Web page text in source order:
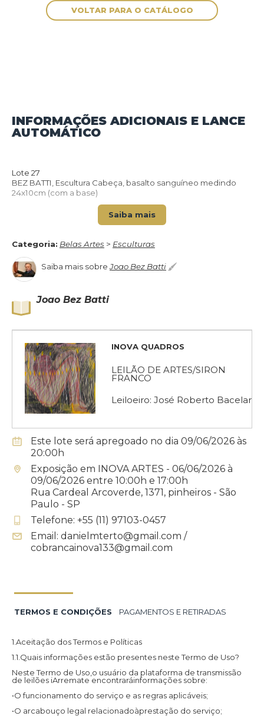
INFORMAÇÕES ADICIONAIS E LANCE
AUTOMÁTICO
Lote 27
BEZ BATTI, Escultura Cabeça, basalto sanguíneo medindo
24x10cm (com a base)
Saiba mais
Categoria: Belas Artes > Esculturas
Saiba mais sobreJoao Bez Batti
Joao Bez Batti
INOVA QUADROS
LEILÃO DE ARTES/SIRON
FRANCO
Leiloeiro: José Roberto Bacelar
Este lote será apregoado no dia 09/06/2026 às
20:00h
Exposição em INOVA ARTES - 06/06/2026 à
09/06/2026 entre 10:00h e 17:00h
Rua Cardeal Arcoverde, 1371, pinheiros - São
Paulo - SP
Telefone: +55 (11) 97103-0457
Email: danielmterto@gmail.com /
cobrancainova133@gmail.com
TERMOS E CONDIÇÕES PAGAMENTOS E RETIRADAS
1.Aceitação dos Termos e Políticas
1.1.Quais informações estão presentes neste Termo de Uso?
Neste Termo de Uso,o usuário da plataforma de transmissão
de leilões iArremate encontraráinformações sobre:
•O funcionamento do serviço e as regras aplicáveis;
•O arcabouço legal relacionadoàprestação do serviço;